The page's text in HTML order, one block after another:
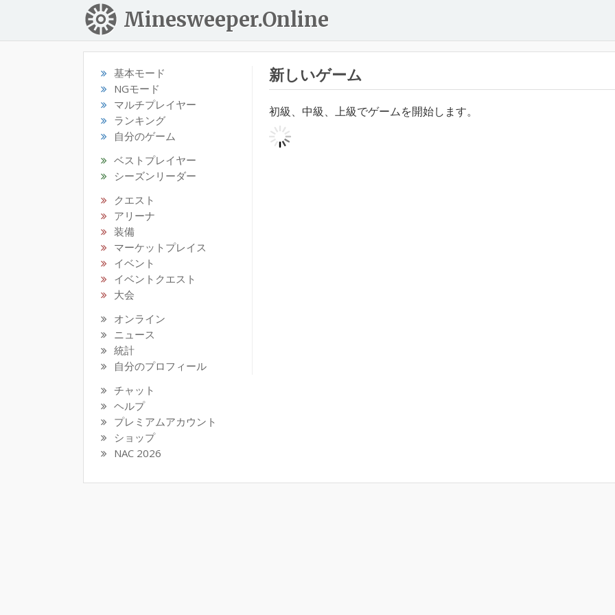
Minesweeper.Online
基本モード
NGモード
マルチプレイヤー
ランキング
自分のゲーム
ベストプレイヤー
シーズンリーダー
クエスト
アリーナ
装備
マーケットプレイス
イベント
イベントクエスト
大会
オンライン
ニュース
統計
自分のプロフィール
チャット
ヘルプ
プレミアムアカウント
ショップ
NAC 2026
新しいゲーム
初級、中級、上級でゲームを開始します。